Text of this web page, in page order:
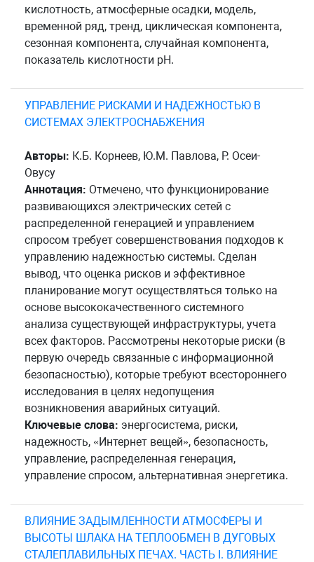
кислотность, атмосферные осадки, модель,
временной ряд, тренд, циклическая компонента,
сезонная компонента, случайная компонента,
показатель кислотности pH.
УПРАВЛЕНИЕ РИСКАМИ И НАДЕЖНОСТЬЮ В
СИСТЕМАХ ЭЛЕКТРОСНАБЖЕНИЯ
Авторы: К.Б. Корнеев, Ю.М. Павлова, Р. Осеи-
Овусу
Аннотация: Отмечено, что функционирование
развивающихся электрических сетей с
распределенной генерацией и управлением
спросом требует совершенствования подходов к
управлению надежностью системы. Сделан
вывод, что оценка рисков и эффективное
планирование могут осуществляться только на
основе высококачественного системного
анализа существующей инфраструктуры, учета
всех факторов. Рассмотрены некоторые риски (в
первую очередь связанные с информационной
безопасностью), которые требуют всестороннего
исследования в целях недопущения
возникновения аварийных ситуаций.
Ключевые слова: энергосистема, риски,
надежность, «Интернет вещей», безопасность,
управление, распределенная генерация,
управление спросом, альтернативная энергетика.
ВЛИЯНИЕ ЗАДЫМЛЕННОСТИ АТМОСФЕРЫ И
ВЫСОТЫ ШЛАКА НА ТЕПЛООБМЕН В ДУГОВЫХ
СТАЛЕПЛАВИЛЬНЫХ ПЕЧАХ. ЧАСТЬ I. ВЛИЯНИЕ